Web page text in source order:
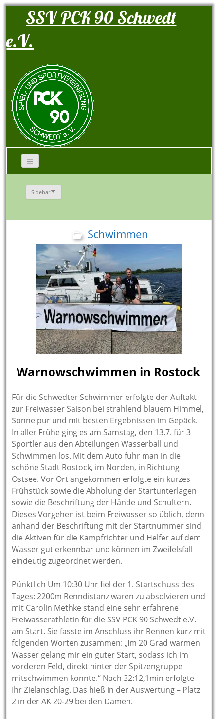
SSV PCK 90 Schwedt
e.V.
Sidebar
Schwimmen
Warnowschwimmen in Rostock
Für die Schwedter Schwimmer erfolgte der Auftakt
zur Freiwasser Saison bei strahlend blauem Himmel,
Sonne pur und mit besten Ergebnissen im Gepäck.
In aller Frühe ging es am Samstag, den 13.7. für 3
Sportler aus den Abteilungen Wasserball und
Schwimmen los. Mit dem Auto fuhr man in die
schöne Stadt Rostock, im Norden, in Richtung
Ostsee. Vor Ort angekommen erfolgte ein kurzes
Frühstück sowie die Abholung der Startunterlagen
sowie die Beschriftung der Hände und Schultern.
Dieses Vorgehen ist beim Freiwasser so üblich, denn
anhand der Beschriftung mit der Startnummer sind
die Aktiven für die Kampfrichter und Helfer auf dem
Wasser gut erkennbar und können im Zweifelsfall
eindeutig zugeordnet werden.
Pünktlich Um 10:30 Uhr fiel der 1. Startschuss des
Tages: 2200m Renndistanz waren zu absolvieren und
mit Carolin Methke stand eine sehr erfahrene
Freiwasserathletin für die SSV PCK 90 Schwedt e.V.
am Start. Sie fasste im Anschluss ihr Rennen kurz mit
folgenden Worten zusammen: „Im 20 Grad warmen
Wasser gelang mir ein guter Start, sodass ich im
vorderen Feld, direkt hinter der Spitzengruppe
mitschwimmen konnte.“ Nach 32:12,1min erfolgte
Ihr Zielanschlag. Das hieß in der Auswertung – Platz
2 in der AK 20-29 bei den Damen.